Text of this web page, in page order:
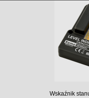
Wskaźnik